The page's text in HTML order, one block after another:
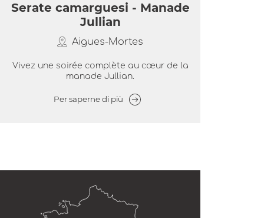
Serate camarguesi - Manade
Jullian
Aigues-Mortes
Vivez une soirée complète au cœur de la
manade Jullian.
Per saperne di più